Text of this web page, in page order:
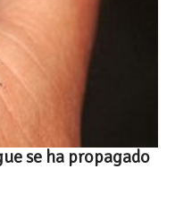
se ha propagado